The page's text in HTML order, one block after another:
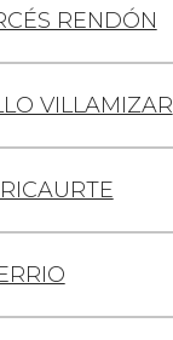
RENDÓN
VILLAMIZAR